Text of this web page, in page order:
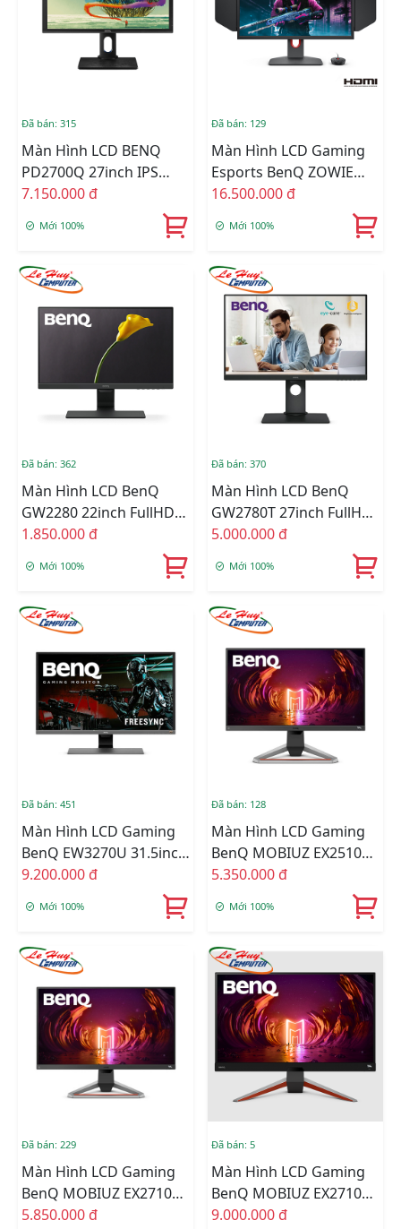
Đã bán: 315
Màn Hình LCD BENQ
PD2700Q 27inch IPS
QHD 60HZ 4MS Loa
7.150.000 đ
Mới 100%
Đã bán: 129
Màn Hình LCD Gaming
Esports BenQ ZOWIE
XL2566K 24.5inch FullHD
16.500.000 đ
Mới 100%
Đã bán: 362
Màn Hình LCD BenQ
GW2280 22inch FullHD
60Hz 5ms VA Loa
1.850.000 đ
Mới 100%
Đã bán: 370
Màn Hình LCD BenQ
GW2780T 27inch FullHD
60Hz 5ms IPS Loa
5.000.000 đ
Mới 100%
Đã bán: 451
Màn Hình LCD Gaming
BenQ EW3270U 31.5inch
4K 60Hz 4ms VA Loa
9.200.000 đ
Mới 100%
Đã bán: 128
Màn Hình LCD Gaming
BenQ MOBIUZ EX2510S
24.5inch FullHD 165Hz
5.350.000 đ
Mới 100%
Đã bán: 229
Màn Hình LCD Gaming
BenQ MOBIUZ EX2710S
27inch FullHD 165Hz
5.850.000 đ
Đã bán: 5
Màn Hình LCD Gaming
BenQ MOBIUZ EX2710Q
27inch 2K QHD 165Hz
9.000.000 đ